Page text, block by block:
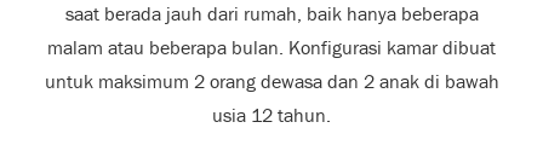
saat berada jauh dari rumah, baik hanya beberapa
malam atau beberapa bulan. Konfigurasi kamar dibuat
untuk maksimum 2 orang dewasa dan 2 anak di bawah
usia 12 tahun.